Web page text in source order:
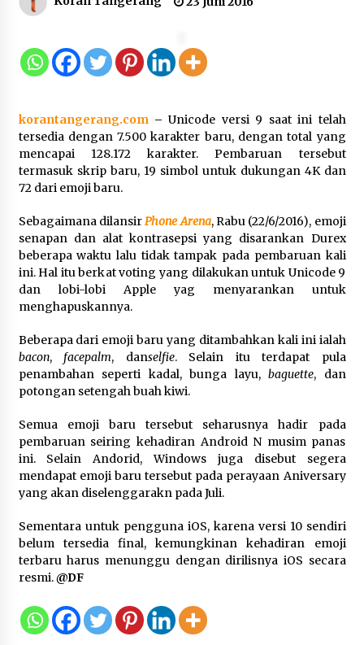
Match Pendidikan–Industri
5 Agustus 2026
Marak Kecelakaan Kapal, Puan
Soroti Minimnya Faktor Keamanan
Transportasi Laut
Di Forum Internasional Majelis
Persaudaraan Manusia, Megawati
Soekarnoputri Tegaskan
Kepemimpinan Perempuan Bukan
Merangkul
5 Agustus 2026
Jokowi Tetap Disambut Hangat di
NTT, Ahmad Ali: Karya dan
Pengabdiannya Masih Dirasakan
Masyarakat
5 Agustus 2026
Respons Cepat Aduan Warga, Wali
Kota Serang Bantu Bedah Rumah
Roboh Korban Bencana, Salurkan
Bantuan Rp30 Juta
Wali Kota Serang Budi Rustandi
korantangerang.com–Unicode versi 9 saat ini telah
tersedia dengan 7.500 karakter baru, dengan total yang
mencapai 128.172 karakter. Pembaruan tersebut
termasuk skrip baru, 19 simbol untuk dukungan 4K dan
72 dari emoji baru.
Sebagaimana dilansirPhone Arena, Rabu (22/6/2016), emoji
senapan dan alat kontrasepsi yang disarankan Durex
beberapa waktu lalu tidak tampak pada pembaruan kali
ini. Hal itu berkat voting yang dilakukan untuk Unicode 9
dan lobi-lobi Apple yag menyarankan untuk
menghapuskannya.
Beberapa dari emoji baru yang ditambahkan kali ini ialah
bacon, facepalm, danselfie. Selain itu terdapat pula
penambahan seperti kadal, bunga layu, baguette, dan
potongan setengah buah kiwi.
Semua emoji baru tersebut seharusnya hadir pada
pembaruan seiring kehadiran Android N musim panas
ini. Selain Andorid, Windows juga disebut segera
mendapat emoji baru tersebut pada perayaan Aniversary
yang akan diselenggarakn pada Juli.
Sementara untuk pengguna iOS, karena versi 10 sendiri
belum tersedia final, kemungkinan kehadiran emoji
terbaru harus menunggu dengan dirilisnya iOS secara
resmi.@DF